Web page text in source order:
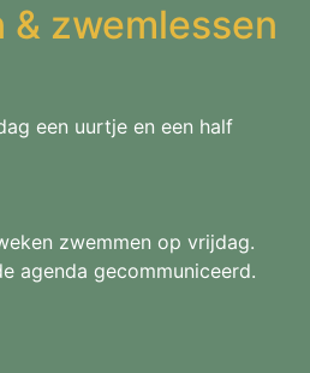
& zwemlessen
een uurtje en een half
zwemmen op vrijdag.
agenda gecommuniceerd.